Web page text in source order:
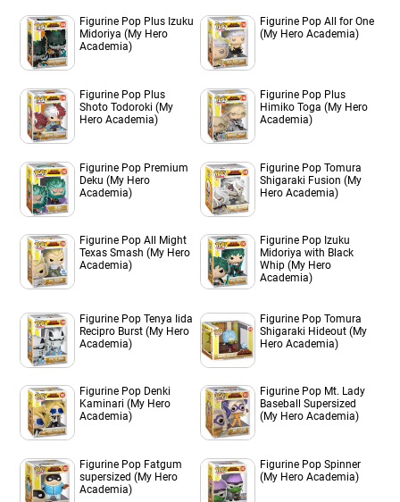
Figurine Pop Plus Izuku
Midoriya (My Hero
Academia)
Figurine Pop All for One
(My Hero Academia)
Figurine Pop Plus
Shoto Todoroki (My
Hero Academia)
Figurine Pop Plus
Himiko Toga (My Hero
Academia)
Figurine Pop Premium
Deku (My Hero
Academia)
Figurine Pop Tomura
Shigaraki Fusion (My
Hero Academia)
Figurine Pop All Might
Texas Smash (My Hero
Academia)
Figurine Pop Izuku
Midoriya with Black
Whip (My Hero
Academia)
Figurine Pop Tenya Iida
Recipro Burst (My Hero
Academia)
Figurine Pop Tomura
Shigaraki Hideout (My
Hero Academia)
Figurine Pop Denki
Kaminari (My Hero
Academia)
Figurine Pop Mt. Lady
Baseball Supersized
(My Hero Academia)
Figurine Pop Fatgum
supersized (My Hero
Academia)
Figurine Pop Spinner
(My Hero Academia)